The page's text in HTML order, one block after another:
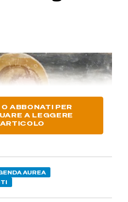
ABBONATI PER
A LEGGERE
AUREA